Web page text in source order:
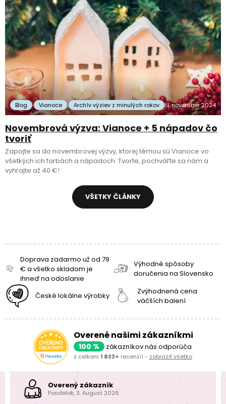
Blog Vianoce Archív výziev z minulých rokov 1. november 2024
Novembrová výzva: Vianoce + 5 nápadov čo
tvoriť
Zapojte sa do novembrovej výzvy, ktorej témou sú Vianoce vo
všetkých ich farbách a nápadoch. Tvorte, pochváľte sa nám a
vyhrajte až 40 €!
VŠETKY ČLÁNKY
Doprava zadarmo už od 79
€ a všetko skladom je
ihneď na odoslanie
Výhodné spôsoby
doručenia na Slovensko
České lokálne výrobky
Zvýhodnená cena
väčších balení
Overené našimi zákazníkmi
100 % zákazníkov nás odporúča
z celkom 1 833+ recenzií - zobraziť všetko
Overený zákazník
Pondelok, 3. August 2026